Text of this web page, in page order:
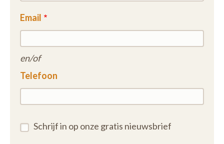
Email
en/of
Telefoon
Schrijf in op onze gratis nieuwsbrief